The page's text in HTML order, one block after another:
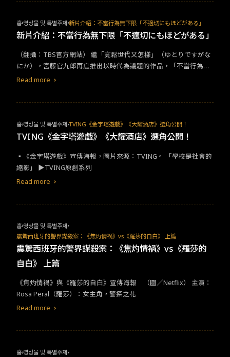
홈 영상물 및 특별주제 新片介紹：不當行為無下限「不適切にもほどがある」
新片介紹：不當行為無下限「不適切にもほどがある」
​​（翻攝：​TBS​官方網站）​ ​​繼「寬鬆世代又怎樣」（ゆとりですがな
にか），宮藤官九郎再度推出以時代為議題的作品，「不當行為無
下限」（暫翻：原名為「不適切にもほどがある」）​ ​​台灣以民國紀
然，年號轉變不只標示了舊任天皇的下位，期間的回憶也被大家凝
縮成一個時空膠囊，只等待我們下​cue​，便能遁入彼時彼刻。​
Read more
홈 영상물 및 특별주제 TVING《金字塔遊戲》《大耀酒店》選角公開！
TVING《金字塔遊戲》《大耀酒店》選角公開！
▪︎《金字塔遊戲》宣傳海報，圖片來源：TVING​。​ ​​「學校是社會的
縮影」​ ▶TVING​原創系列​
Read more
홈 영상물 및 특별주제
震驚西班牙的警界謀殺案：《焦灼情禍》vs《羅莎的自白》 上篇
震驚西班牙的警界謀殺案：《焦灼情禍》vs《羅莎的
自白》 上篇
《焦灼情禍》與《羅莎的自白》宣傳海報 （圖／Netflix） 主演：
Rosa Peral（羅莎）：女主角，警探之花
Read more
홈 영상물 및 특별주제